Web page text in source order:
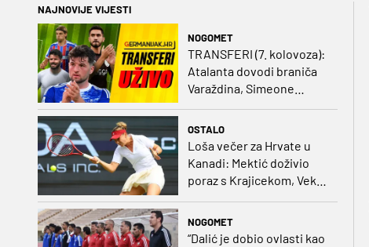
NAJNOVIJE VIJESTI
NOGOMET
TRANSFERI (7. kolovoza):
Atalanta dovodi braniča
Varaždina, Simeone
OSTALO
Loša večer za Hrvate u
Kanadi: Mektić doživio
poraz s Krajicekom, Vekić
NOGOMET
“Dalić je dobio ovlasti kao